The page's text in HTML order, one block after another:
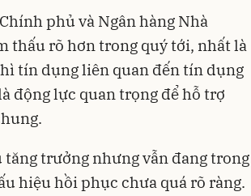
phủ và Ngân hàng Nhà
thấu rõ hơn trong quý tới, nhất là
tín dụng liên quan đến tín dụng
động lực quan trọng để hỗ trợ
tăng trưởng nhưng vẫn đang trong
hiệu hồi phục chưa quá rõ ràng.